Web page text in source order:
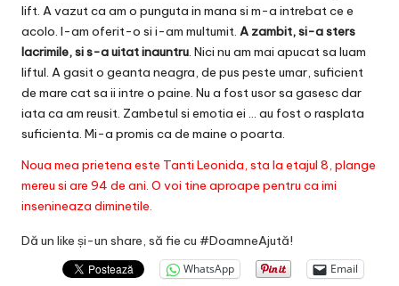
lift. A vazut ca am o punguta in mana si m-a intrebat ce e
acolo. I-am oferit-o si i-am multumit. A zambit, si-a sters
lacrimile, si s-a uitat inauntru. Nici nu am mai apucat sa luam
liftul. A gasit o geanta neagra, de pus peste umar, suficient
de mare cat sa ii intre o paine. Nu a fost usor sa gasesc dar
iata ca am reusit. Zambetul si emotia ei … au fost o rasplata
suficienta. Mi-a promis ca de maine o poarta.
Noua mea prietena este Tanti Leonida, sta la etajul 8, plange
mereu si are 94 de ani. O voi tine aproape pentru ca imi
insenineaza diminetile.
Dă un like și-un share, să fie cu #DoamneAjută!
WhatsApp Email